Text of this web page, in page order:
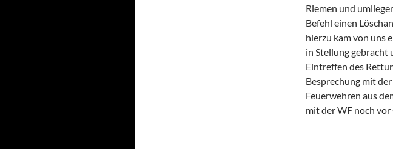
Riemen und
Befehl einen
hierzu kam von uns
in Stellung gebracht
Eintreffen des
Besprechung mit
Feuerwehren aus
mit der WF noch